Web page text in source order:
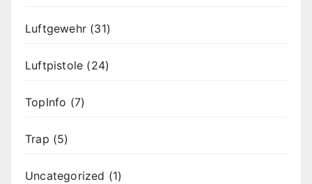
Luftgewehr (31)
Luftpistole (24)
TopInfo (7)
Trap (5)
Uncategorized (1)